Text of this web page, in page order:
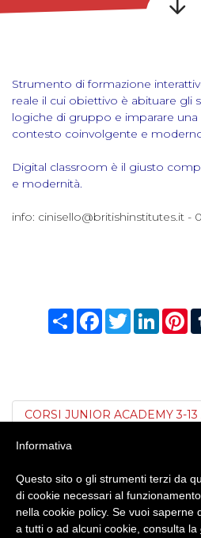
Strumento di formazione
reale il cui obiettivo è abituare gli
logiche di gruppo e imparare una
contesto coinvolgente e
Digital classroom è il giusto
e modernità.
info: cinisello@britishinstitutes.it -
CondividiFacebook
Twitter
CORSI JUNIOR ACADEMY 3-
DIGITAL CLASSROOM
Informativa
Questo sito o gli strumenti terzi da
di cookie necessari al
nella cookie policy. Se vuoi saperne
a tutti o ad alcuni cookie, consulta la